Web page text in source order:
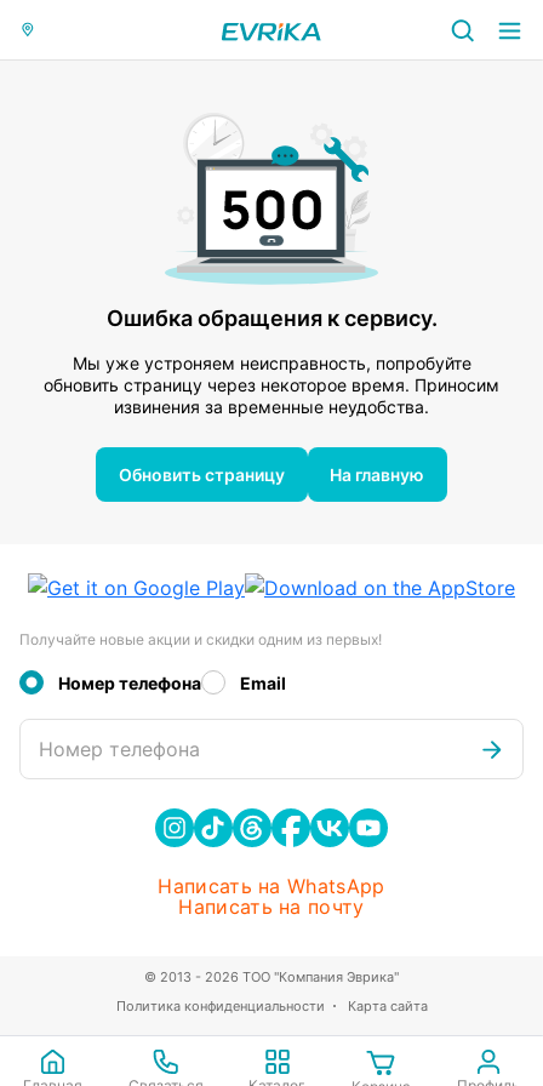
Ошибка обращения к сервису.
Мы уже устроняем неисправность, попробуйте
обновить страницу через некоторое время. Приносим
извинения за временные неудобства.
Обновить страницу На главную
Получайте новые акции и скидки одним из первых!
Номер телефона Email
Номер телефона
Написать на WhatsApp
Написать на почту
Политика конфиденциальности Карта сайта
© 2013 - 2026 ТОО "Компания Эврика"